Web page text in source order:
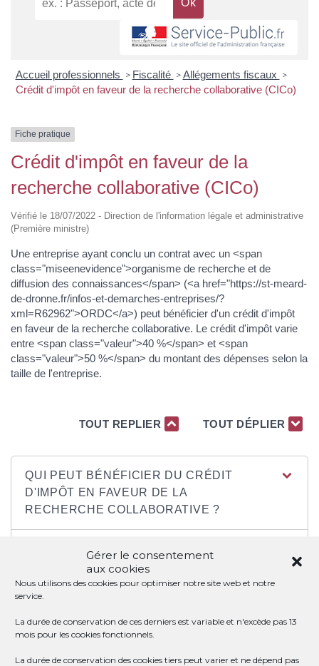
Gérer le consentement
aux cookies
Nous utilisons des cookies pour optimiser notre site web et notre
service.
La durée de conservation de ces derniers est variable et n'excède pas 13
mois pour les cookies fonctionnels.
La durée de conservation des cookies tiers peut varier et ne dépend pas
Accueil professionnels > Fiscalité > Allégements fiscaux >
Crédit d'impôt en faveur de la recherche collaborative (CICo)
Fiche pratique
Crédit d'impôt en faveur de la
recherche collaborative (CICo)
Vérifié le 18/07/2022 - Direction de l'information légale et administrative
(Première ministre)
Une entreprise ayant conclu un contrat avec un <span
class="miseenevidence">organisme de recherche et de
diffusion des connaissances</span> (<a href="https://st-meard-
de-dronne.fr/infos-et-demarches-entreprises/?
xml=R62962">ORDC</a>) peut bénéficier d'un crédit d'impôt
en faveur de la recherche collaborative. Le crédit d'impôt varie
entre <span class="valeur">40 %</span> et <span
class="valeur">50 %</span> du montant des dépenses selon la
taille de l'entreprise.
TOUT REPLIER TOUT DÉPLIER
QUI PEUT BÉNÉFICIER DU CRÉDIT
D'IMPÔT EN FAVEUR DE LA
RECHERCHE COLLABORATIVE ?
QUELLES SONT LES DÉPENSES
CONCERNÉES PAR LE CRÉDIT D'IMPÔT
EN FAVEUR DE LA RECHERCHE
COLLABORATIVE ?
QUELLES SONT LES OPÉRATIONS
CONCERNÉES PAR LE CRÉDIT D'IMPÔT